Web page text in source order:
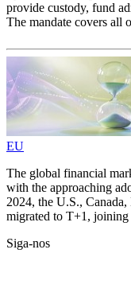
provide custody, fund
The mandate covers all
EU
The global financial
with the approaching
2024, the U.S.,
migrated to T+1,
Siga-nos